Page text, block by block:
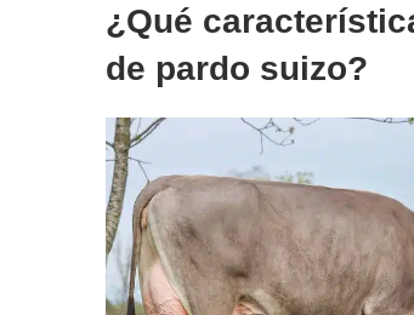
¿Qué
de pardo suizo?